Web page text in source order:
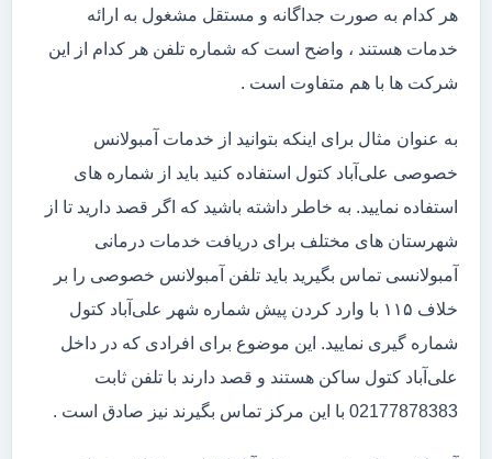
هر کدام به صورت جداگانه و مستقل مشغول به ارائه
خدمات هستند ، واضح است که شماره تلفن هر کدام از این
شرکت ها با هم متفاوت است .
به عنوان مثال برای اینکه بتوانید از خدمات آمبولانس
خصوصی علی‌آباد کتول استفاده کنید باید از شماره های
استفاده نمایید. به خاطر داشته باشید که اگر قصد دارید تا از
شهرستان های مختلف برای دریافت خدمات درمانی
آمبولانسی تماس بگیرید باید تلفن آمبولانس خصوصی را بر
خلاف ۱۱۵ با وارد کردن پیش شماره شهر علی‌آباد کتول
شماره گیری نمایید. این موضوع برای افرادی که در داخل
علی‌آباد کتول ساکن هستند و قصد دارند با تلفن ثابت
02177878383 با این مرکز تماس بگیرند نیز صادق است .